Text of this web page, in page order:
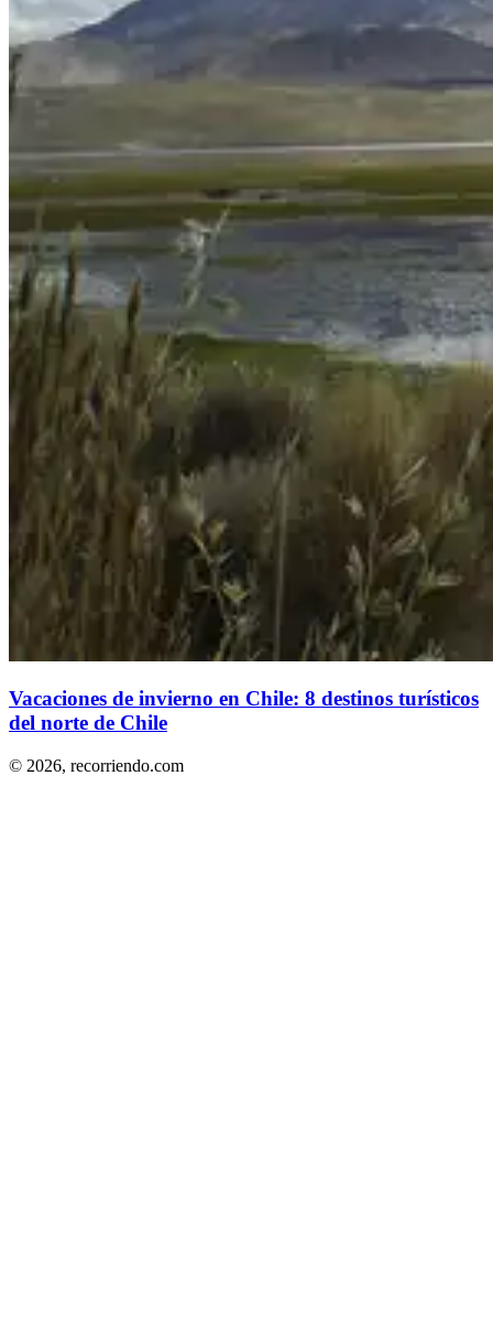
Vacaciones de invierno en Chile: 8 destinos turísticos
del norte de Chile
© 2026, recorriendo.com